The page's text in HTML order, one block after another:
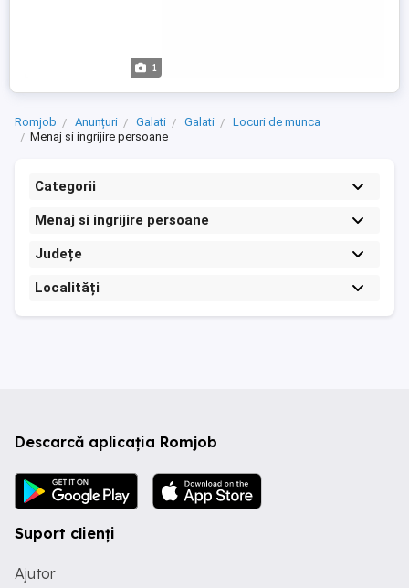
1
Romjob Anunțuri Galati Galati
Locuri de munca
Menaj si ingrijire persoane
Categorii
Menaj si ingrijire persoane
Județe
Localități
Descarcă aplicația Romjob
Suport clienți
Ajutor